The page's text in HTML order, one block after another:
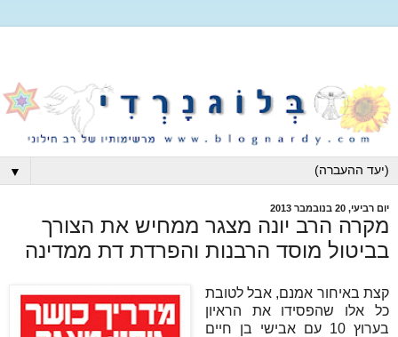
▼
יום רביעי, 20 בנובמבר 2013
מקרה הרב יונה מצגר ממחיש את הצורך
בביטול מוסד הרבנות והפרדת דת ממדינה
קצת באיחור אמנם, אבל לטובת
כל אלו שהפסידו את הראיון
בערוץ 10 עם אבישי בן חיים